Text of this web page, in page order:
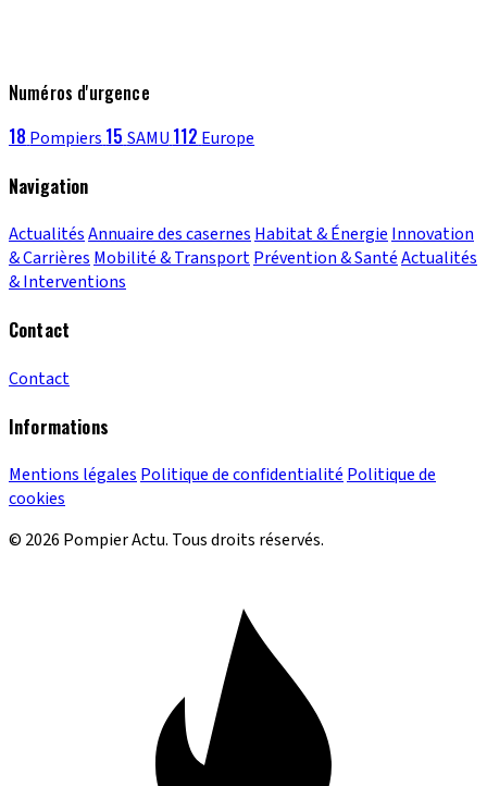
Numéros d'urgence
18 Pompiers 15 SAMU 112 Europe
Navigation
ActualitésAnnuaire des casernes Habitat & Énergie Innovation
& Carrières Mobilité & TransportPrévention & SantéActualités
& Interventions
Contact
Contact
Informations
Mentions légales Politique de confidentialité Politique de
cookies
© 2026 Pompier Actu. Tous droits réservés.